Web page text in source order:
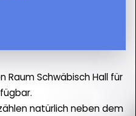
Raum Schwäbisch Hall für
natürlich neben dem